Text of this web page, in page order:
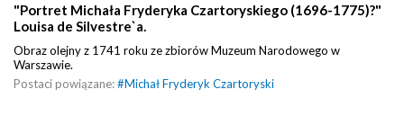
"Portret Michała Fryderyka Czartoryskiego (1696-1775)?"
Louisa de Silvestre`a.
Obraz olejny z 1741 roku ze zbiorów Muzeum Narodowego w
Warszawie.
Postaci powiązane:#Michał Fryderyk Czartoryski